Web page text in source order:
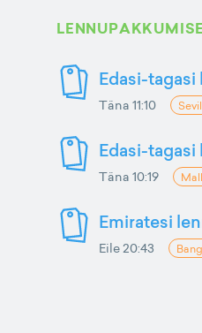
Edasi-
Täna 11:10
Edasi-
Täna 10:19
Emiratesi
Eile 20:43